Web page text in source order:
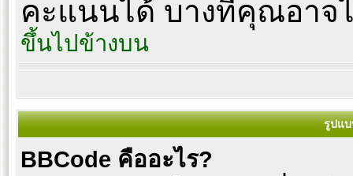
คะแนนได้ บางทีคุณอาจ
ขึ้นไปข้างบน
รูปแ
BBCode คืออะไร?